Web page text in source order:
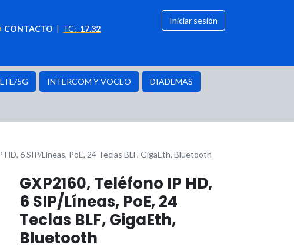
CONTACTO | TC: 17.32
Iniciar sesión
5G INTERCOM Y VOCEO DIADEMAS
6 SIP/Líneas, PoE, 24 Teclas BLF, GigaEth, Bluetooth
GXP2160, Teléfono IP HD,
6 SIP/Líneas, PoE, 24
Teclas BLF, GigaEth,
Bluetooth